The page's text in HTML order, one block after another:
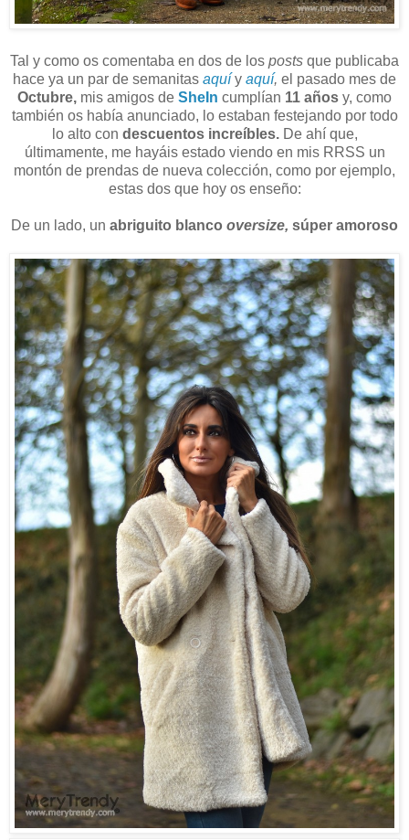
Tal y como os comentaba en dos de los posts que publicaba
hace ya un par de semanitas aquíy aquí, el pasado mes de
Octubre, mis amigos de SheIn cumplían 11 años y, como
también os había anunciado, lo estaban festejando por todo
lo alto con descuentos increíbles. De ahí que,
últimamente, me hayáis estado viendo en mis RRSS un
montón de prendas de nueva colección, como por ejemplo,
estas dos que hoy os enseño:
De un lado, un abriguito blanco oversize, súper amoroso